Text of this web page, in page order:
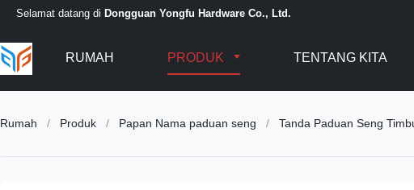
Selamat datang di Dongguan Yongfu Hardware Co., Ltd.
RUMAH PRODUK TENTANG KITA
Rumah / Produk / Papan Nama paduan seng / Tanda Paduan Seng